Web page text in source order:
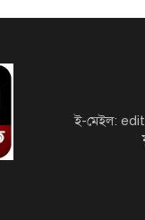
ই-মেইল: